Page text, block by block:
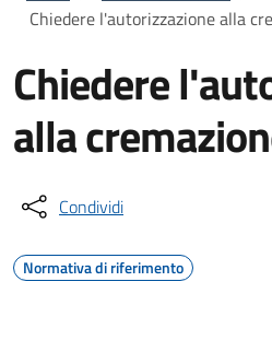
Chiedere l'autorizzazione alla
Chiedere
alla
Condividi
Normativa di riferimento